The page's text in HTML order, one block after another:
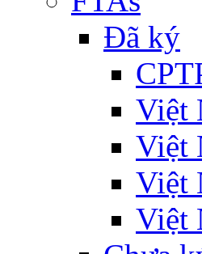
Đã ký
Việt
Việt
Việt
Việt